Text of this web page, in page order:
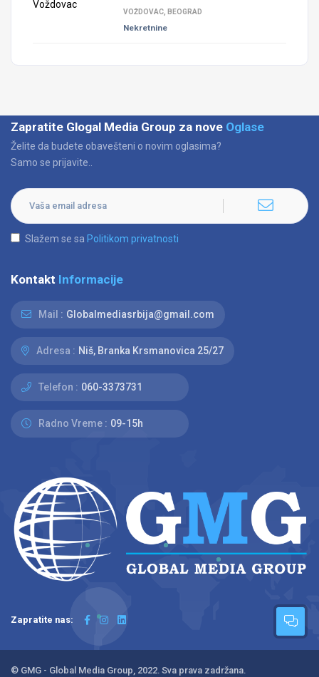
VOŽDOVAC, BEOGRAD
Nekretnine
Zapratite Glogal Media Group za nove Oglase
Želite da budete obavešteni o novim oglasima?
Samo se prijavite..
Slažem se sa Politikom privatnosti
Kontakt Informacije
Mail : Globalmediasrbija@gmail.com
Adresa : Niš, Branka Krsmanovica 25/27
Telefon : 060-3373731
Radno Vreme : 09-15h
Zapratite nas:
© GMG - Global Media Group, 2022. Sva prava zadržana.